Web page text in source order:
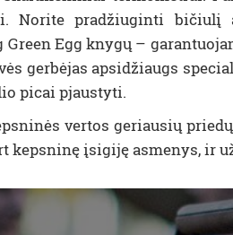
Norite pradžiuginti bičiulį
Egg knygų –
gerbėjas apsidžiaugs
picai pjaustyti.
vertos geriausių
įsigiję asmenys, ir